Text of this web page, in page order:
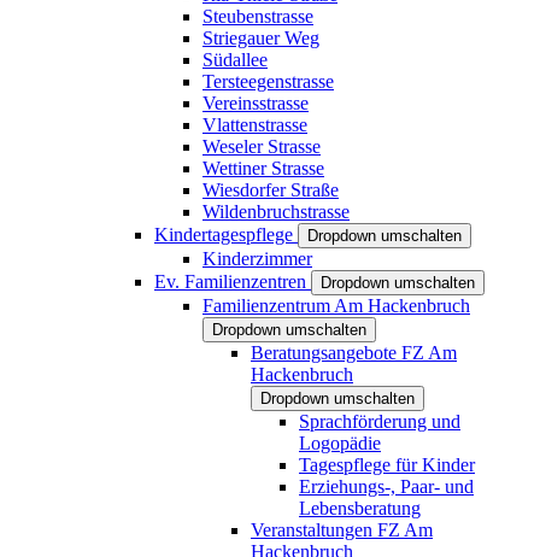
Steubenstrasse
Striegauer Weg
Südallee
Tersteegenstrasse
Vereinsstrasse
Vlattenstrasse
Weseler Strasse
Wettiner Strasse
Wiesdorfer Straße
Wildenbruchstrasse
Kindertagespflege
Dropdown umschalten
Kinderzimmer
Ev. Familienzentren
Dropdown umschalten
Familienzentrum Am Hackenbruch
Dropdown umschalten
Beratungsangebote FZ Am
Hackenbruch
Dropdown umschalten
Sprachförderung und
Logopädie
Tagespflege für Kinder
Erziehungs-, Paar- und
Lebensberatung
Veranstaltungen FZ Am
Hackenbruch